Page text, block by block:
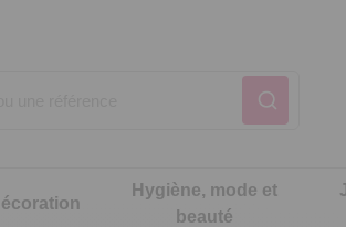
Hygiène, mode et
beauté